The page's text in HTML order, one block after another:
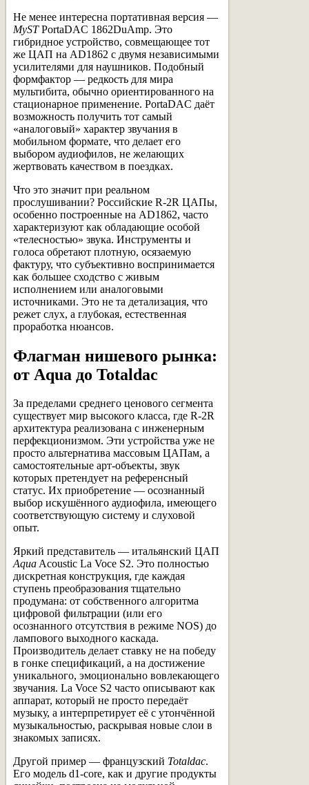
Не менее интересна портативная версия —
MySTPortaDAC 1862DuAmp. Это
гибридное устройство, совмещающее тот
же ЦАП на AD1862 с двумя независимыми
усилителями для наушников. Подобный
формфактор — редкость для мира
мультибита, обычно ориентированного на
стационарное применение. PortaDAC даёт
возможность получить тот самый
«аналоговый» характер звучания в
мобильном формате, что делает его
выбором аудиофилов, не желающих
жертвовать качеством в поездках.
Что это значит при реальном
прослушивании? Российские R-2R ЦАПы,
особенно построенные на AD1862, часто
характеризуют как обладающие особой
«телесностью» звука. Инструменты и
голоса обретают плотную, осязаемую
фактуру, что субъективно воспринимается
как большее сходство с живым
исполнением или аналоговыми
источниками. Это не та детализация, что
режет слух, а глубокая, естественная
проработка нюансов.
Флагман нишевого рынка:
от Aqua до Totaldac
За пределами среднего ценового сегмента
существует мир высокого класса, где R-2R
архитектура реализована с инженерным
перфекционизмом. Эти устройства уже не
просто альтернатива массовым ЦАПам, а
самостоятельные арт-объекты, звук
которых претендует на референсный
статус. Их приобретение — осознанный
выбор искушённого аудиофила, имеющего
соответствующую систему и слуховой
опыт.
Яркий представитель — итальянский ЦАП
AquaAcoustic La Voce S2. Это полностью
дискретная конструкция, где каждая
ступень преобразования тщательно
продумана: от собственного алгоритма
цифровой фильтрации (или его
осознанного отсутствия в режиме NOS) до
лампового выходного каскада.
Производитель делает ставку не на победу
в гонке спецификаций, а на достижение
уникального, эмоционально вовлекающего
звучания. La Voce S2 часто описывают как
аппарат, который не просто передаёт
музыку, а интерпретирует её с утончённой
музыкальностью, раскрывая новые слои в
знакомых записях.
Другой пример — французский Totaldac.
Его модель d1-core, как и другие продукты